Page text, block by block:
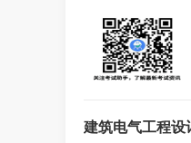
建筑电气工程设